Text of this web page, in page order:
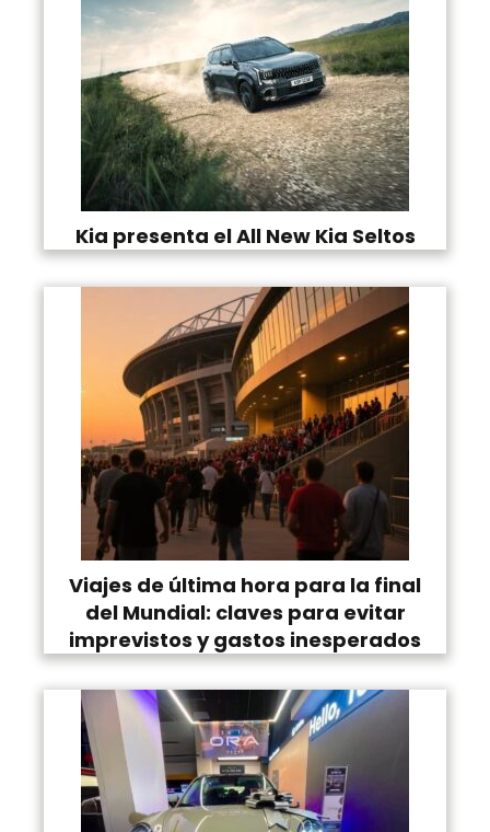
Kia presenta el All New Kia Seltos
Viajes de última hora para la final
del Mundial: claves para evitar
imprevistos y gastos inesperados